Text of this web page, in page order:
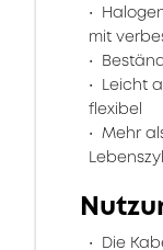
mit
Leicht
flexibel
Mehr
Die